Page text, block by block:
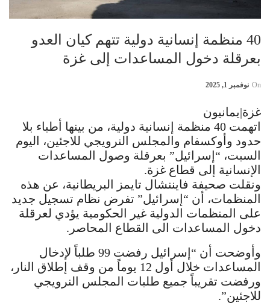
40 منظمة إنسانية دولية تتهم كيان العدو
بعرقلة دخول المساعدات إلى غزة
On نوفمبر 1, 2025
غزة|يمانيون
اتهمت 40 منظمة إنسانية دولية، من بينها أطباء بلا
حدود وأوكسفام والمجلس النرويجي للاجئين، اليوم
السبت، “إسرائيل” بعرقلة وصول المساعدات
الإنسانية إلى قطاع غزة.
ونقلت صحيفة فايننشال تايمز البريطانية، عن هذه
المنظمات، أن “إسرائيل” تفرض نظام تسجيل جديد
على المنظمات الدولية غير الحكومية يؤدي لعرقلة
دخول المساعدات الى القطاع المحاصر.
وأوضحت أن “إسرائيل رفضت 99 طلباً لإدخال
المساعدات خلال أول 12 يوماً من وقف إطلاق النار،
ورفضت تقريباً جميع طلبات المجلس النرويجي
للاجئين”.